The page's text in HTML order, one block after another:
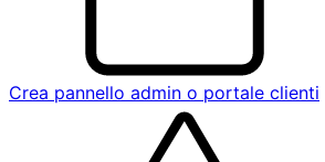
Crea pannello admin o portale clienti